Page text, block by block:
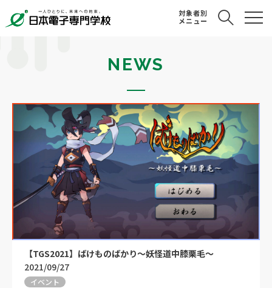
対象者別
メニュー
NEWS
【TGS2021】ばけものばかり～妖怪道中膝栗毛～
2021/09/27
イベント